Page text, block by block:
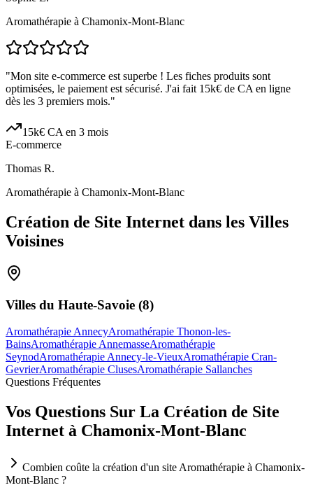
Aromathérapie à Chamonix-Mont-Blanc
"Mon site e-commerce est superbe ! Les fiches produits sont
optimisées, le paiement est sécurisé. J'ai fait 15k€ de CA en ligne
dès les 3 premiers mois."
15k€ CA en 3 mois
E-commerce
Thomas R.
Aromathérapie à Chamonix-Mont-Blanc
Création de Site Internet dans les Villes
Voisines
Villes du Haute-Savoie (8)
Aromathérapie AnnecyAromathérapie Thonon-les-
BainsAromathérapie AnnemasseAromathérapie
SeynodAromathérapie Annecy-le-VieuxAromathérapie Cran-
GevrierAromathérapie ClusesAromathérapie Sallanches
Questions Fréquentes
Vos Questions Sur La Création de Site
Internet à Chamonix-Mont-Blanc
Combien coûte la création d'un site Aromathérapie à Chamonix-
Mont-Blanc ?